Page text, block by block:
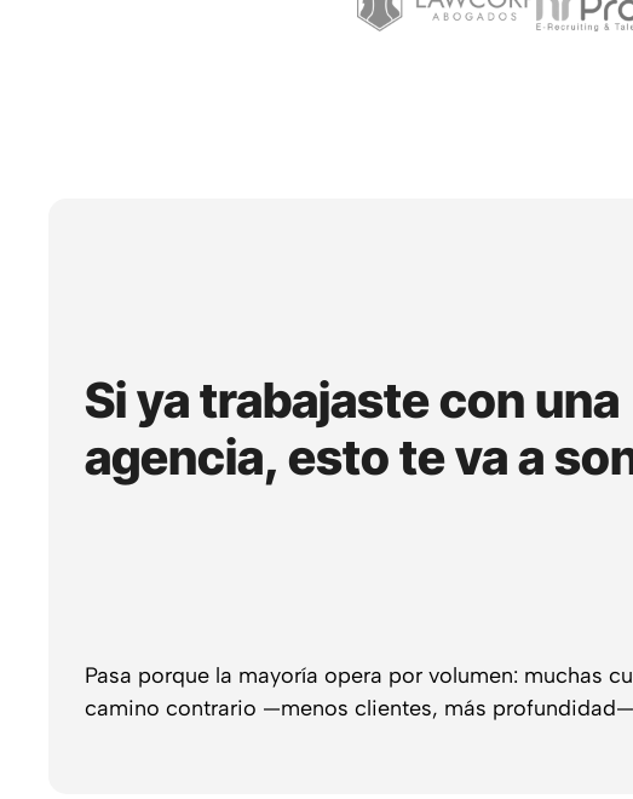
Si ya trabajaste con una
agencia, esto te va a
Pasa porque la mayoría opera por volumen: muchas
camino contrario —menos clientes, más